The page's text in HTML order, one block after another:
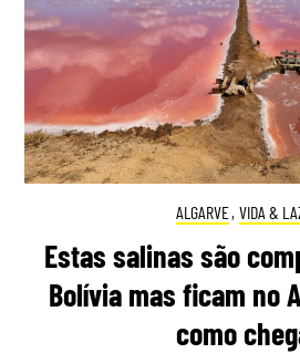
ALGARVE, VIDA &
Estas salinas são
Bolívia mas ficam no
como